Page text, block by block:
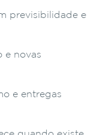
previsibilidade e
e novas
e entregas